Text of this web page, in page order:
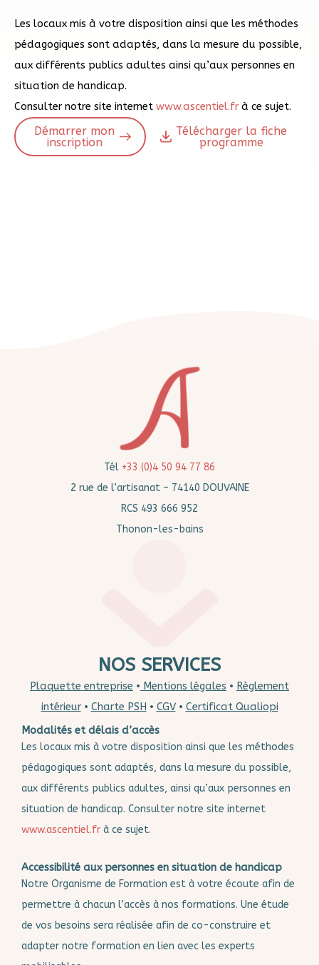
Les locaux mis à votre disposition ainsi que les méthodes
pédagogiques sont adaptés, dans la mesure du possible,
aux différents publics adultes ainsi qu’aux personnes en
situation de handicap.
Consulter notre site internet www.ascentiel.frà ce sujet.
Télécharger la fiche
programme
Démarrer mon
inscription
Tél +33 (0)4 50 94 77 86
2 rue de l’artisanat – 74140 DOUVAINE
RCS 493 666 952
Thonon-les-bains
NOS SERVICES
Plaquette entreprise • Mentions légales • Règlement
intérieur• Charte PSH • CGV• Certificat Qualiopi
Modalités et délais d’accès
Les locaux mis à votre disposition ainsi que les méthodes
pédagogiques sont adaptés, dans la mesure du possible,
aux différents publics adultes, ainsi qu’aux personnes en
situation de handicap. Consulter notre site internet
www.ascentiel.fr à ce sujet.
Accessibilité aux personnes en situation de handicap
Notre Organisme de Formation est à votre écoute afin de
permettre à chacun l’accès à nos formations. Une étude
de vos besoins sera réalisée afin de co-construire et
adapter notre formation en lien avec les experts